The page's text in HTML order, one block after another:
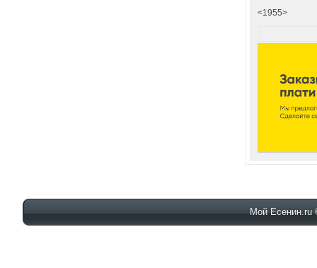
<1955>
Мой Есенин.ru